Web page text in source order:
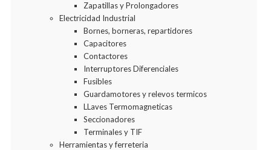
Zapatillas y Prolongadores
Electricidad Industrial
Bornes, borneras, repartidores
Capacitores
Contactores
Interruptores Diferenciales
Fusibles
Guardamotores y relevos termicos
LLaves Termomagneticas
Seccionadores
Terminales y TIF
Herramientas y ferreteria